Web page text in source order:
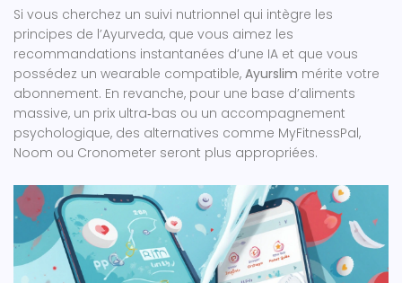
Si vous cherchez un suivi nutrionnel qui intègre les
principes de l’Ayurveda, que vous aimez les
recommandations instantanées d’une IA et que vous
possédez un wearable compatible, Ayurslim mérite votre
abonnement. En revanche, pour une base d’aliments
massive, un prix ultra‑bas ou un accompagnement
psychologique, des alternatives comme MyFitnessPal,
Noom ou Cronometer seront plus appropriées.